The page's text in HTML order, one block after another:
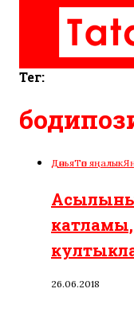
Тег:
ДөньяТөп яңалык
26.06.2018